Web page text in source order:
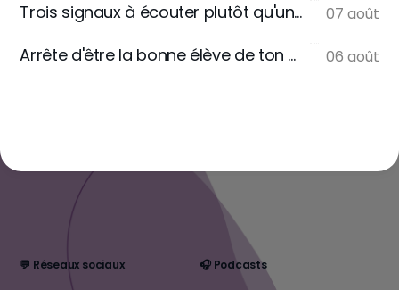
Trois signaux à écouter plutôt qu'une règle 07 août
Arrête d'être la bonne élève de ton assiette 06 août
💬 Réseaux sociaux 🎧 Podcasts